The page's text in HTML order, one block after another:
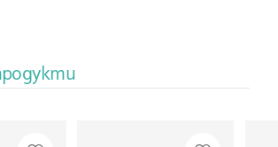
карбонат, повидон, глицерол 85%,
Е 132 и Хинолиново жълто Е 104),